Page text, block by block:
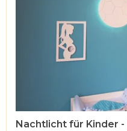
Nachtlicht für Kinder